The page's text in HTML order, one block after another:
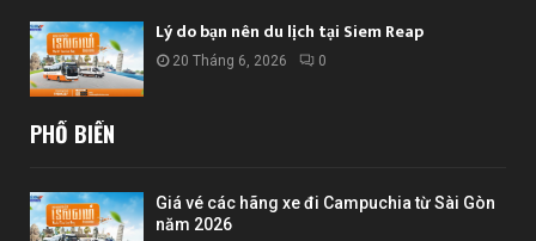
Lý do bạn nên du lịch tại Siem Reap
20 Tháng 6, 2026 0
PHỔ BIẾN
Giá vé các hãng xe đi Campuchia từ Sài Gòn
năm 2026